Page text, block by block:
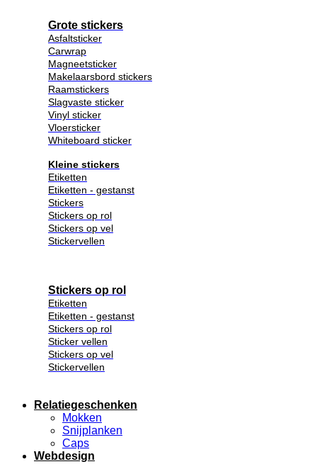
Grote stickers
Asfaltsticker
Carwrap
Magneetsticker
Makelaarsbord stickers
Raamstickers
Slagvaste sticker
Vinyl sticker
Vloersticker
Whiteboard sticker
Kleine stickers
Etiketten
Etiketten - gestanst
Stickers
Stickers op rol
Stickers op vel
Stickervellen
Stickers op rol
Etiketten
Etiketten - gestanst
Stickers op rol
Sticker vellen
Stickers op vel
Stickervellen
Relatiegeschenken
Mokken
Snijplanken
Caps
Webdesign